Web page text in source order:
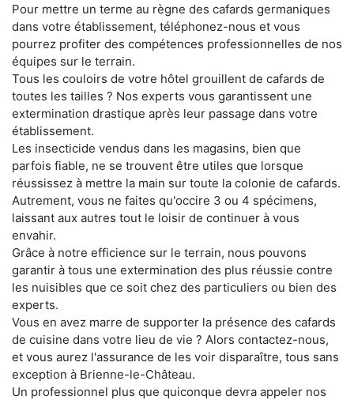
Pour mettre un terme au règne des cafards germaniques
dans votre établissement, téléphonez-nous et vous
pourrez profiter des compétences professionnelles de nos
équipes sur le terrain.
Tous les couloirs de votre hôtel grouillent de cafards de
toutes les tailles ? Nos experts vous garantissent une
extermination drastique après leur passage dans votre
établissement.
Les insecticide vendus dans les magasins, bien que
parfois fiable, ne se trouvent être utiles que lorsque
réussissez à mettre la main sur toute la colonie de cafards.
Autrement, vous ne faites qu'occire 3 ou 4 spécimens,
laissant aux autres tout le loisir de continuer à vous
envahir.
Grâce à notre efficience sur le terrain, nous pouvons
garantir à tous une extermination des plus réussie contre
les nuisibles que ce soit chez des particuliers ou bien des
experts.
Vous en avez marre de supporter la présence des cafards
de cuisine dans votre lieu de vie ? Alors contactez-nous,
et vous aurez l'assurance de les voir disparaître, tous sans
exception à Brienne-le-Château.
Un professionnel plus que quiconque devra appeler nos